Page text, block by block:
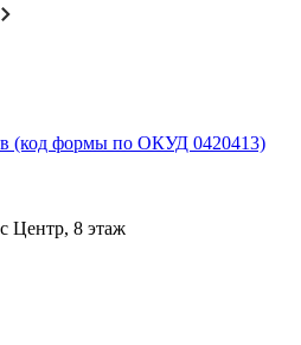
(код формы по ОКУД 0420413)
Центр, 8 этаж